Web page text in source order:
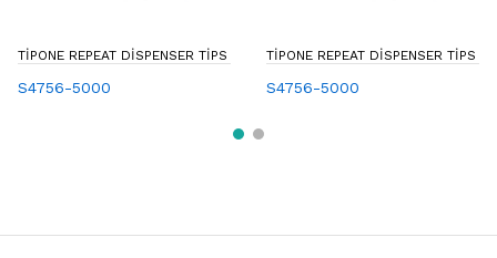
TIPONE REPEAT DISPENSER TIPS
S4756-5000
TIPONE REPEAT DISPENSER TIPS
S4756-5000